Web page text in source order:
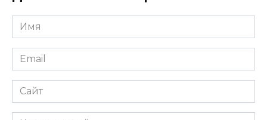
Имя
*
Email
*
Сайт